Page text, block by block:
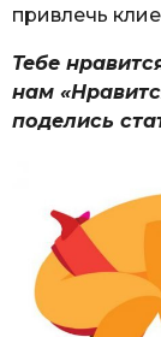
привлечь
Тебе
нам
поделись